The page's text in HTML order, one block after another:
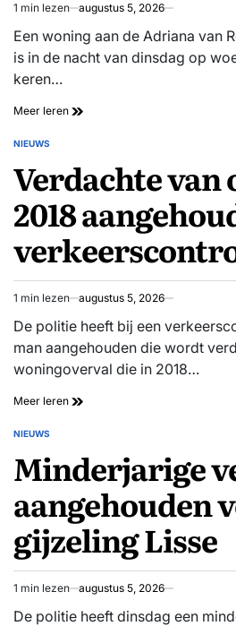
Geschatte
leestijd
1 min lezen augustus 5, 2026
Een woning aan de Adriana van
is in de nacht van dinsdag op
keren…
Meer leren Meerdere
woning
in
Den
Haag:
vlucht
GEPLAATST
NIEUWS
Verdachte van
2018
Geschatte
leestijd
1 min lezen augustus 5, 2026
De politie heeft bij een
man aangehouden die wordt
woningoverval die in 2018…
Meer leren Verdachte
2018
aangehouden
bij
verkeerscontrole
GEPLAATST
NIEUWS
Minderjarige
aangehouden
gijzeling Lisse
Geschatte
leestijd
1 min lezen augustus 5, 2026
De politie heeft dinsdag een